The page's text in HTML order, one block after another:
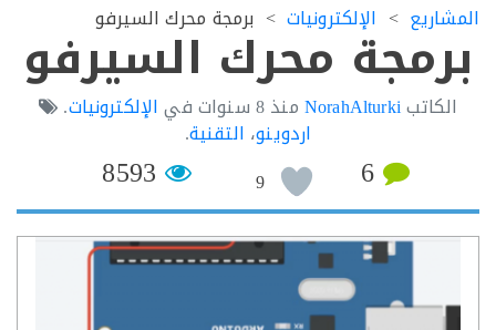
الإلكترونيات برمجة محرك السيرفو
محرك السيرفو
NorahAlturkiمنذ8 سنوات فيالإلكترونيات.
اردوينو،التقنية.
6
9
8593